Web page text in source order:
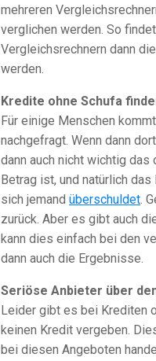
mehreren
verglichen werden. So
Vergleichsrechnern dann
werden.
Kredite ohne Schufa
Für einige Menschen
nachgefragt. Wenn dann
dann auch nicht wichtig
Betrag ist, und natürlich
sich jemand überschuldet.
zurück. Aber es gibt auch
kann dies einfach bei den
dann auch die Ergebnisse.
Seriöse Anbieter über
Leider gibt es bei Krediten
keinen Kredit vergeben.
bei diesen Angeboten